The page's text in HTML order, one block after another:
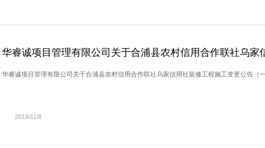
华睿诚项目管理有限公司关于合浦县农村信用合作联社乌家
华睿诚项目管理有限公司关于合浦县农村信用合作联社乌家信用社装修工程施工变更公告（
2019/11/8